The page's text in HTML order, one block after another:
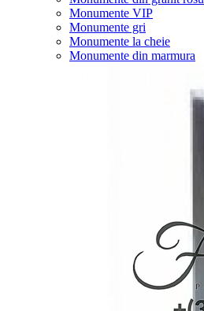
Monumente VIP
Monumente gri
Monumente la cheie
Monumente din marmura